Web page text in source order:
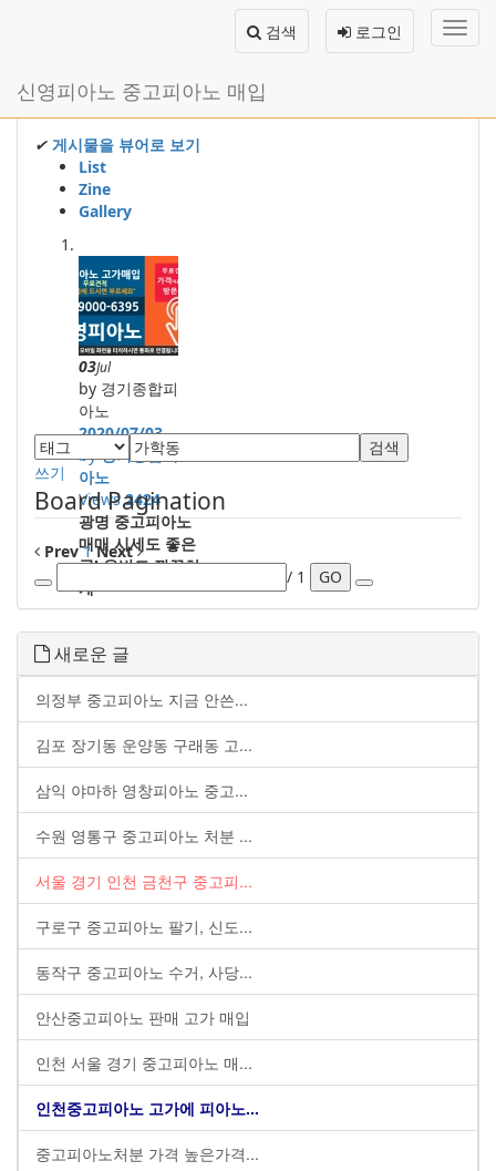
바
기
로그인
검색
신영피아노 중고피아노 매입
✔ 게시물을 뷰어로 보기
List
Zine
Gallery
03Jul
by 경기종합피
아노
2020/07/03
by경기종합피
아노
Views2424
광명 중고피아노
매매 시세도 좋은
곳! 운반도 깔끔하
게
검색
쓰기
Board Pagination
Prev 1 Next
/ 1
GO
새로운 글
의정부 중고피아노 지금 안쓴...
김포 장기동 운양동 구래동 고...
삼익 야마하 영창피아노 중고...
수원 영통구 중고피아노 처분 ...
서울 경기 인천 금천구 중고피...
구로구 중고피아노 팔기, 신도...
동작구 중고피아노 수거, 사당...
안산중고피아노 판매 고가 매입
인천 서울 경기 중고피아노 매...
인천중고피아노 고가에 피아노...
중고피아노처분 가격 높은가격...